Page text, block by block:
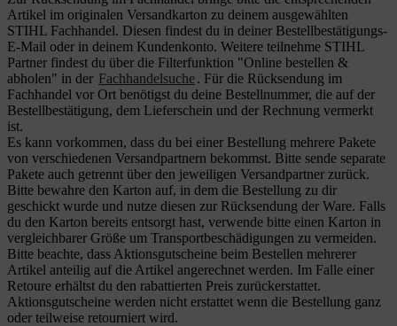
Artikel im originalen Versandkarton zu deinem ausgewählten
STIHL Fachhandel. Diesen findest du in deiner Bestellbestätigungs-
E-Mail oder in deinem Kundenkonto. Weitere teilnehme STIHL
Partner findest du über die Filterfunktion "Online bestellen &
abholen" in der Fachhandelsuche. Für die Rücksendung im
Fachhandel vor Ort benötigst du deine Bestellnummer, die auf der
Bestellbestätigung, dem Lieferschein und der Rechnung vermerkt
ist.
Es kann vorkommen, dass du bei einer Bestellung mehrere Pakete
von verschiedenen Versandpartnern bekommst. Bitte sende separate
Pakete auch getrennt über den jeweiligen Versandpartner zurück.
Bitte bewahre den Karton auf, in dem die Bestellung zu dir
geschickt wurde und nutze diesen zur Rücksendung der Ware. Falls
du den Karton bereits entsorgt hast, verwende bitte einen Karton in
vergleichbarer Größe um Transportbeschädigungen zu vermeiden.
Bitte beachte, dass Aktionsgutscheine beim Bestellen mehrerer
Artikel anteilig auf die Artikel angerechnet werden. Im Falle einer
Retoure erhältst du den rabattierten Preis zurückerstattet.
Aktionsgutscheine werden nicht erstattet wenn die Bestellung ganz
oder teilweise retourniert wird.